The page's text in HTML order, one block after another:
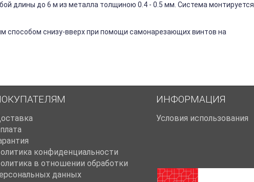
длины до 6 м из металла толщиною 0.4 - 0.5 мм. Система монтируется
способом снизу-вверх при помощи самонарезающих винтов на
конфиденциальности
в отношении обработки
данных
ИНФОРМАЦИЯ
Условия использования